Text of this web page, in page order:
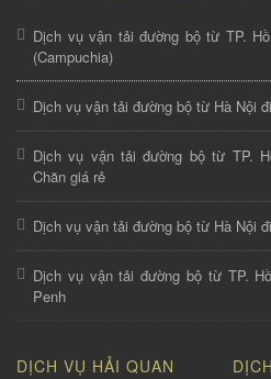
Dịch vụ vận tải đường bộ từ TP.
(Campuchia)
Dịch vụ vận tải đường bộ từ Hà Nội
Dịch vụ vận tải đường bộ từ TP.
Chăn giá rẻ
Dịch vụ vận tải đường bộ từ Hà Nội
Dịch vụ vận tải đường bộ từ TP.
Penh
DỊCH VỤ HẢI QUAN